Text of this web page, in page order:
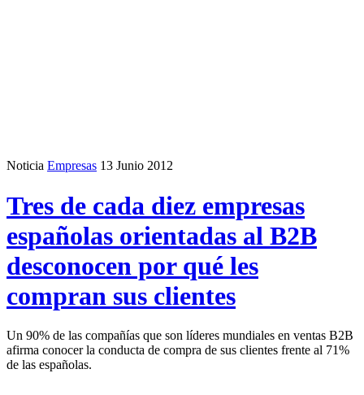
Noticia Empresas 13 Junio 2012
Tres de cada diez empresas
españolas orientadas al B2B
desconocen por qué les
compran sus clientes
Un 90% de las compañías que son líderes mundiales en ventas B2B
afirma conocer la conducta de compra de sus clientes frente al 71%
de las españolas.